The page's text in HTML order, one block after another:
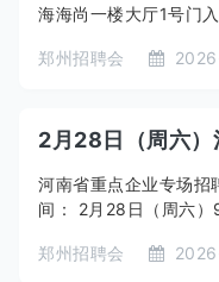
海海尚一楼大厅1号门
郑州招聘会
河南省重点企业专场
间： 2月28日（周六
郑州招聘会